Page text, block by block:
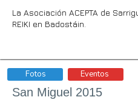
La Asociación ACEPTA de
REIKI en Badostáin.
Fotos Eventos
San Miguel 2015